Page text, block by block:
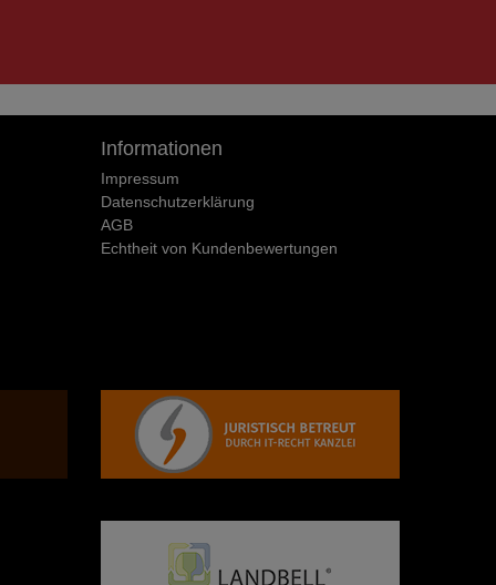
Informationen
Impressum
Daten­schutz­erklärung
AGB
Echtheit von Kundenbewertungen